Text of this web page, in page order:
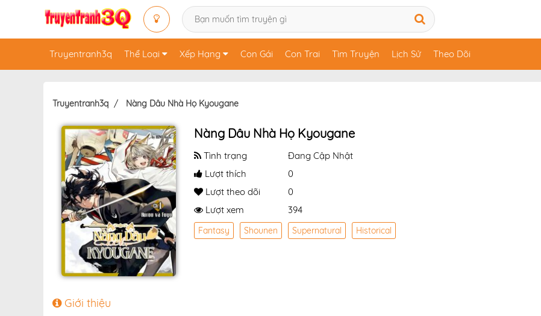
Truyentranh3q Thể Loại Xếp Hạng Con Gái Con Trai Tìm Truyện Lịch Sử Theo Dõi
Truyentranh3q Nàng Dâu Nhà Họ Kyougane
Nàng Dâu Nhà Họ Kyougane
Tình trạng
Đang Cập Nhật
Lượt thích
0
Lượt theo dõi
0
Lượt xem
394
Fantasy Shounen Supernatural Historical
Giới thiệu